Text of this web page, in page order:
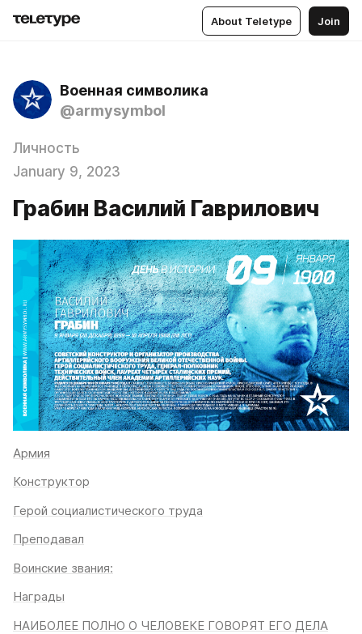
About Teletype Join
Военная символика
@armysymbol
Личность
January 9, 2023
Грабин Василий Гаврилович
Армия
Конструктор
Герой социалистического труда
Преподавал
Воинские звания:
Награды
НАИБОЛЕЕ ПОЛНО О ЧЕЛОВЕКЕ ГОВОРЯТ ЕГО ДЕЛА